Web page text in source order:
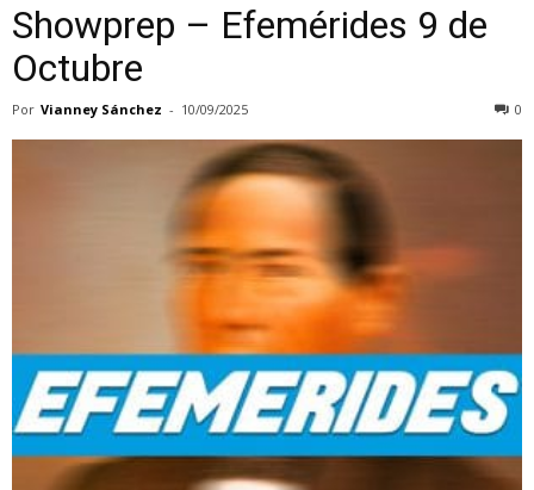
Showprep – Efemérides 9 de
Octubre
Por Vianney Sánchez - 10/09/2025 0